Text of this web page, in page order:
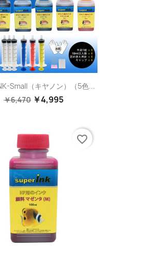
Small（キヤノン）（5色...
￥6,470 ￥4,995
favorite_border